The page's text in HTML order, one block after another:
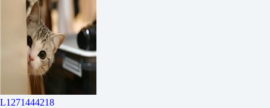
L1271444218